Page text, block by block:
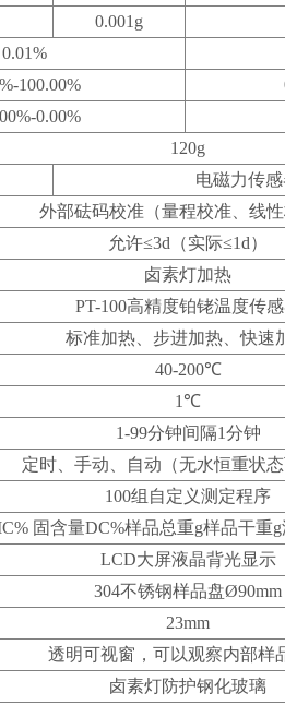
0.001g
0.01%
100.00%
0.00%
120g
电磁力传感
外部砝码校准（量程校准、线性
允许≤3d（实际≤1d）
卤素灯加热
PT-100高精度铂铑温度传
标准加热、步进加热、快速
40-200℃
1℃
1-99分钟间隔1分钟
定时、手动、自动（无水恒重状态
100组自定义测定程序
固含量DC%样品总重g样品干重
LCD大屏液晶背光显示
304不锈钢样品盘Ø90mm
23mm
透明可视窗，可以观察内部样
卤素灯防护钢化玻璃